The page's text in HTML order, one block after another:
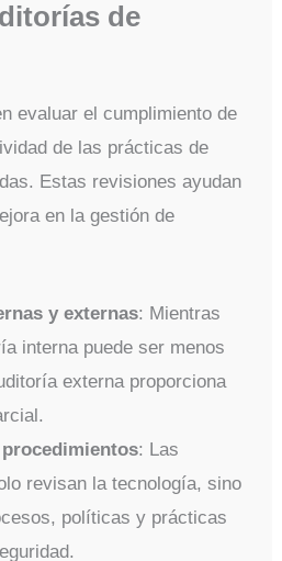
de
evaluar el cumplimiento de
de las prácticas de
Estas revisiones ayudan
en la gestión de
y externas: Mientras
interna puede ser menos
externa proporciona
: Las
revisan la tecnología, sino
políticas y prácticas